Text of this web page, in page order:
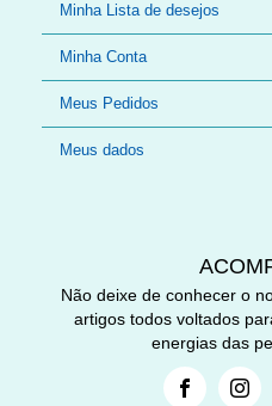
Minha Lista de desejos
Minha Conta
Meus Pedidos
Meus dados
Não deixe de conhecer o
artigos todos voltados
energias das